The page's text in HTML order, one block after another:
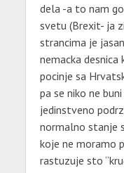
dela -a to nam
svetu (Brexit- ja
strancima je
nemacka
pocinje sa
pa se niko ne
jedinstveno
normalno stanje
koje ne moramo
rastuzuje sto